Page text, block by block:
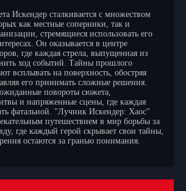
Искендер сталкивается с множеством
как местные соперники, так и
стремящиеся использовать его
Он оказывается в центре
где каждая стрела, выпущенная из
ход событий. Тайны прошлого
всплывать на поверхность, обостряя
его принимать сложные решения.
повороты сюжета,
и напряженные сцены, где каждая
фатальной. "Лучник Искендер: Хаос"
путешествием в мир борьбы за
где каждый герой скрывает свои тайны,
остаются за гранью понимания.